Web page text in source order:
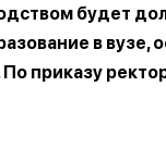
будет
в вузе,
приказу